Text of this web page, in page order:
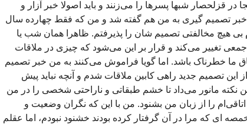
در قزلحصار شبها پسرها را می‌زنند و باید اصولا خبر آزار و
خبر تصمیم گیری به من هم گفته شد و من که فقط چهارده سال
بی هیچ مخالفتی تصمیم شان را پذیرفتم. ظاهرا همان شب یا
تغییر می‌کند و قرار بر این می‌شود که چیزی در ملاقات
ما خطرناک باشد. اما گویا فراموش می‌کنند به من خبر تصمیم
این تصمیم جدید راهی کابین ملاقات شدم و آنچه نباید پیش
نکته مانور می‌داد تا خشم طبقاتی و ناراحتی شخصی را در من
را از زبان من بشنود. من با این که نگران وضعیت و
ای که مرا در آن گرفتار کرده بودند خشنود نبودم، اما عقلم